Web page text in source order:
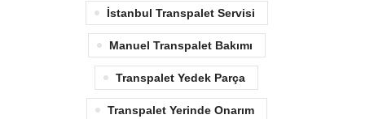
İstanbul Transpalet Servisi
Manuel Transpalet Bakımı
Transpalet Yedek Parça
Transpalet Yerinde Onarım